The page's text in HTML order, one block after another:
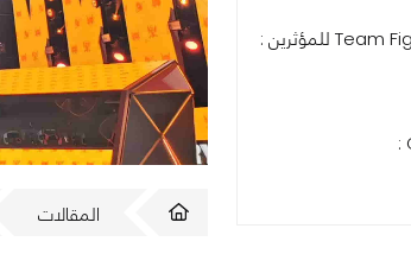
المقالات